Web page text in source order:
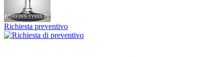
Richiesta preventivo